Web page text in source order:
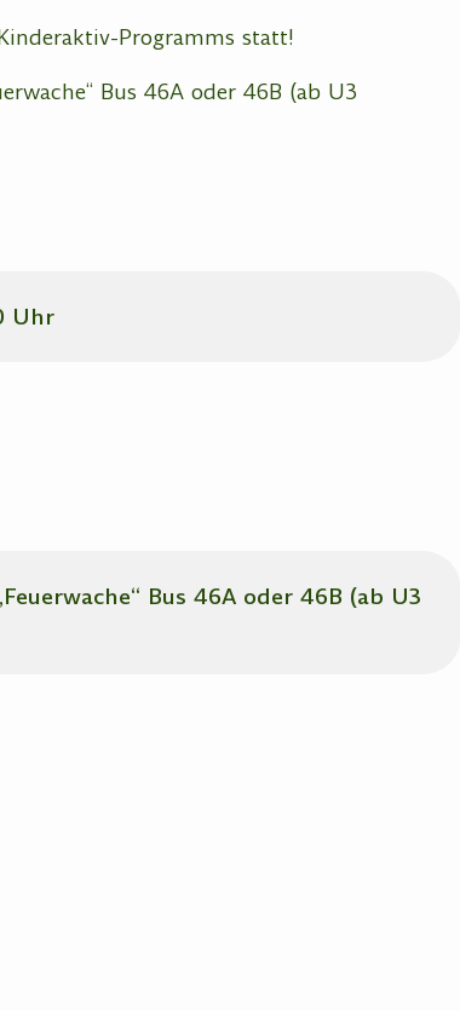
Programms statt!
Bus 46A oder 46B (ab U3
Uhr
Bus 46A oder 46B (ab U3